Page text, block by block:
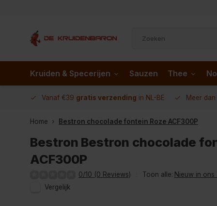
Kruiden & Specerijen Sauzen Thee
Vanaf €39 gratis verzending in NL-BE Meer dan
Home Bestron chocolade fontein Roze ACF300P
Bestron Bestron chocolade
ACF300P
0/10 (0 Reviews) Toon alle: Nieuw in ons
Vergelijk